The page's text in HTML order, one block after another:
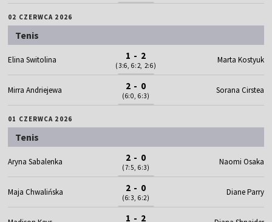
02 CZERWCA 2026
Tenis
Elina Switolina 1 - 2
(3:6, 6:2, 2:6)
Marta Kostyuk
Mirra Andriejewa 2 - 0
(6:0, 6:3)
Sorana Cirstea
01 CZERWCA 2026
Tenis
Aryna Sabalenka 2 - 0
(7:5, 6:3)
Naomi Osaka
Maja Chwalińska 2 - 0
(6:3, 6:2)
Diane Parry
1 - 2